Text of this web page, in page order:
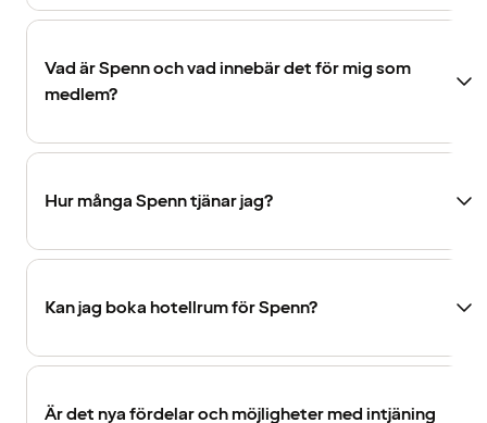
Vad är Spenn och vad innebär det för mig som
medlem?
Hur många Spenn tjänar jag?
Kan jag boka hotellrum för Spenn?
Är det nya fördelar och möjligheter med intjäning